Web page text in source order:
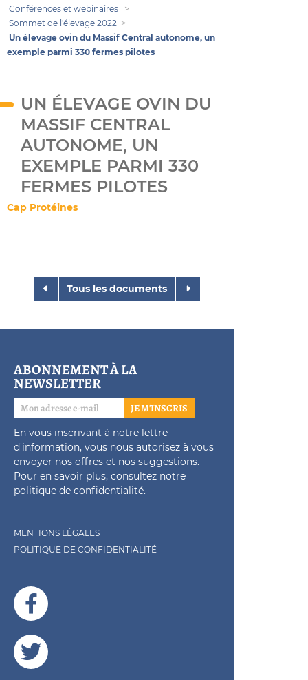
Conférences et webinaires
Sommet de l'élevage 2022
Un élevage ovin du Massif Central autonome, un
exemple parmi 330 fermes pilotes
UN ÉLEVAGE OVIN DU
MASSIF CENTRAL
AUTONOME, UN
EXEMPLE PARMI 330
FERMES PILOTES
Cap Protéines
Tous les documents
ABONNEMENT À LA
NEWSLETTER
JE M'INSCRIS
En vous inscrivant à notre lettre
d'information, vous nous autorisez à vous
envoyer nos offres et nos suggestions.
Pour en savoir plus, consultez notre
politique de confidentialité.
MENTIONS LÉGALES
POLITIQUE DE CONFIDENTIALITÉ